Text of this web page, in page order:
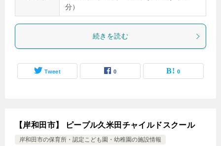
分）
続きを読む
Tweet 0 0
【岸和田市】 ピープル久米田チャイルドスクール
岸和田市の保育所・認定こども園・幼稚園の施設情報